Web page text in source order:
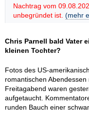
Nachtrag vom
unbegründet ist. (mehr
Chris Parnell bald Vater
kleinen Tochter?
Fotos des US-
romantischen
Freitagabend waren
aufgetaucht.
runden Bauch einer